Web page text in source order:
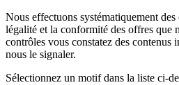
Nous effectuons systématiquement
légalité et la conformité des offres que
contrôles vous constatez des contenus
nous le signaler.
Sélectionnez un motif dans la liste ci-